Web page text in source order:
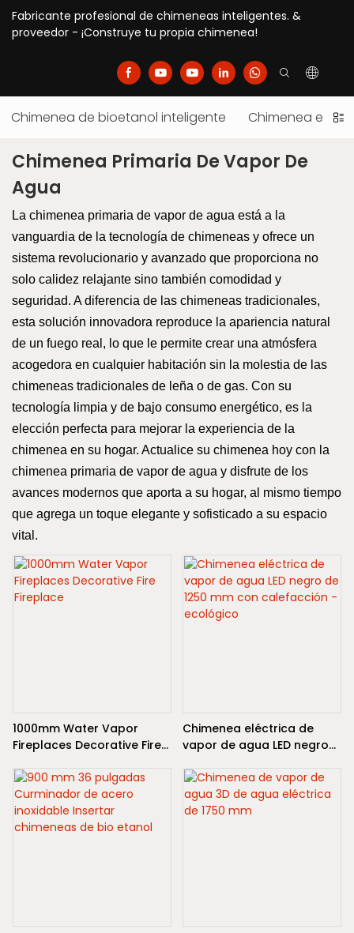
Fabricante profesional de chimeneas inteligentes. &
proveedor - ¡Construye tu propia chimenea!
Chimenea de bioetanol inteligente Chimenea
Chimenea Primaria De Vapor De
Agua
La chimenea primaria de vapor de agua está a la
vanguardia de la tecnología de chimeneas y ofrece un
sistema revolucionario y avanzado que proporciona no
solo calidez relajante sino también comodidad y
seguridad. A diferencia de las chimeneas tradicionales,
esta solución innovadora reproduce la apariencia natural
de un fuego real, lo que le permite crear una atmósfera
acogedora en cualquier habitación sin la molestia de las
chimeneas tradicionales de leña o de gas. Con su
tecnología limpia y de bajo consumo energético, es la
elección perfecta para mejorar la experiencia de la
chimenea en su hogar. Actualice su chimenea hoy con la
chimenea primaria de vapor de agua y disfrute de los
avances modernos que aporta a su hogar, al mismo tiempo
que agrega un toque elegante y sofisticado a su espacio
vital.
1000mm Water Vapor
Fireplaces Decorative Fire
Chimenea eléctrica de
vapor de agua LED negro
calefacción - ecológico